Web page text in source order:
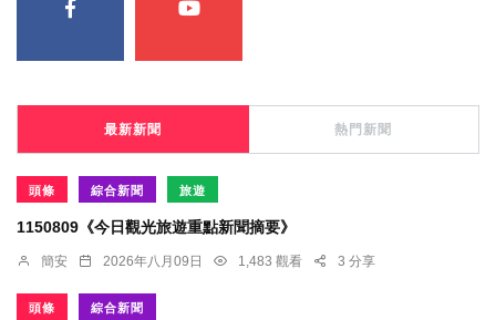
最新新聞 熱門新聞
頭條 綜合新聞 旅遊
1150809《今日觀光旅遊重點新聞摘要》
簡安 2026年八月09日 1,483 觀看 3 分享
頭條 綜合新聞